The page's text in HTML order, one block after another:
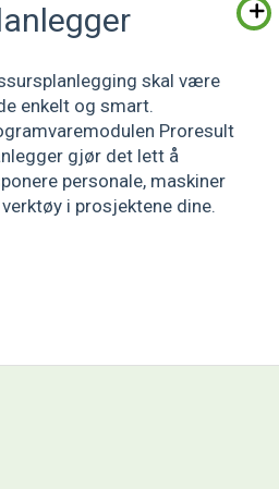
skal være
enkelt og smart.
Proresult
gjør det lett å
personale, maskiner
i prosjektene dine.